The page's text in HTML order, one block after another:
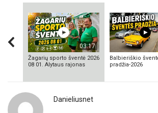
03:17
Žagarių sporto šventė 2026
08 01. Alytaus rajonas
Balbieriškio
pradžia-2026
Danieliusnet